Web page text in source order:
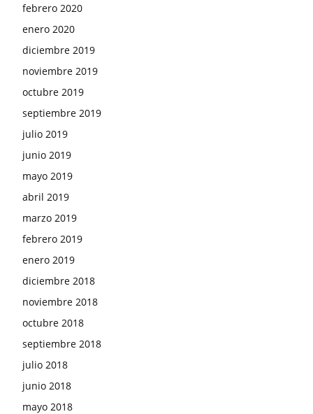
febrero 2020
enero 2020
diciembre 2019
noviembre 2019
octubre 2019
septiembre 2019
julio 2019
junio 2019
mayo 2019
abril 2019
marzo 2019
febrero 2019
enero 2019
diciembre 2018
noviembre 2018
octubre 2018
septiembre 2018
julio 2018
junio 2018
mayo 2018